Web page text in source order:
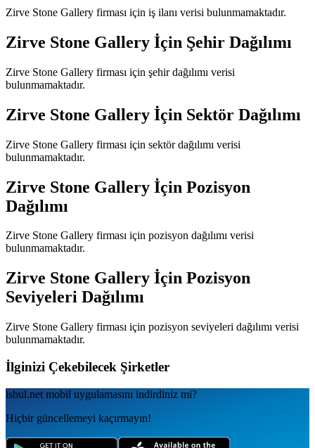
Zirve Stone Gallery firması için iş ilanı verisi bulunmamaktadır.
Zirve Stone Gallery İçin Şehir Dağılımı
Zirve Stone Gallery firması için şehir dağılımı verisi
bulunmamaktadır.
Zirve Stone Gallery İçin Sektör Dağılımı
Zirve Stone Gallery firması için sektör dağılımı verisi
bulunmamaktadır.
Zirve Stone Gallery İçin Pozisyon
Dağılımı
Zirve Stone Gallery firması için pozisyon dağılımı verisi
bulunmamaktadır.
Zirve Stone Gallery İçin Pozisyon
Seviyeleri Dağılımı
Zirve Stone Gallery firması için pozisyon seviyeleri dağılımı verisi
bulunmamaktadır.
İlginizi Çekebilecek Şirketler
isbul.net mobil uygulamаsını indirdiniz mi?
Hiçbir güncellemeyi kaçırmayın!